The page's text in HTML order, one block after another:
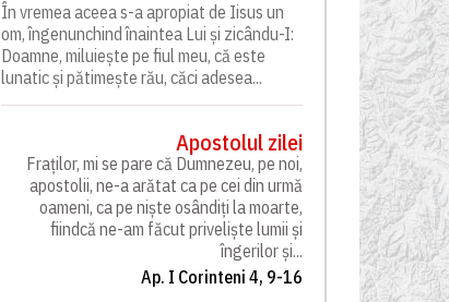
În vremea aceea s-a apropiat de Iisus un
om, îngenunchind înaintea Lui și zicându-I:
Doamne, miluiește pe fiul meu, că este
lunatic și pătimește rău, căci adesea...
Apostolul zilei
Fraților, mi se pare că Dumnezeu, pe noi,
apostolii, ne-a arătat ca pe cei din urmă
oameni, ca pe niște osândiți la moarte,
fiindcă ne-am făcut priveliște lumii și
îngerilor și...
Ap. I Corinteni 4, 9-16